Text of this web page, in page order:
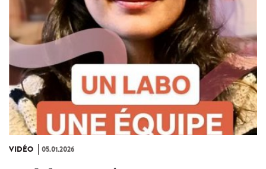
VIDÉO 05.01.2026